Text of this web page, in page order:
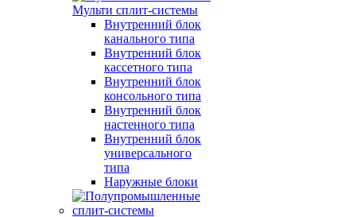
Мульти сплит-системы
Внутренний блок
канального типа
Внутренний блок
кассетного типа
Внутренний блок
консольного типа
Внутренний блок
настенного типа
Внутренний блок
универсального
типа
Наружные блоки